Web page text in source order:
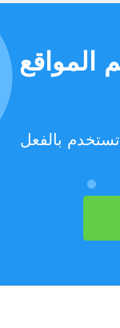
المواقع
بالفعل